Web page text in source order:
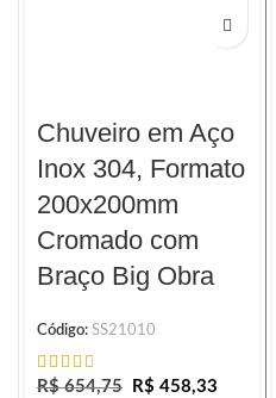
Chuveiro em Aço
Inox 304, Formato
200x200mm
Cromado com
Braço Big Obra
Código: SS21010
R$654,75 R$ 458,33